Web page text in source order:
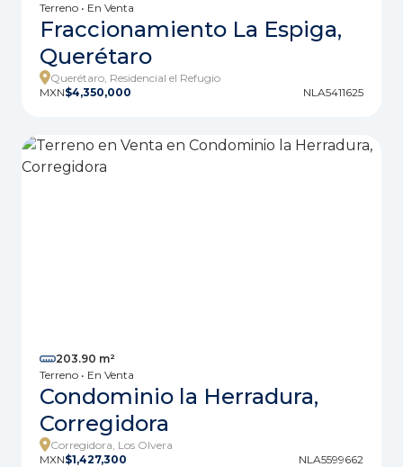
Terreno • En Venta
Fraccionamiento La Espiga,
Querétaro
Querétaro, Residencial el Refugio
MXN$4,350,000 NLA5411625
203.90 m²
Terreno • En Venta
Condominio la Herradura,
Corregidora
Corregidora, Los Olvera
MXN$1,427,300 NLA5599662